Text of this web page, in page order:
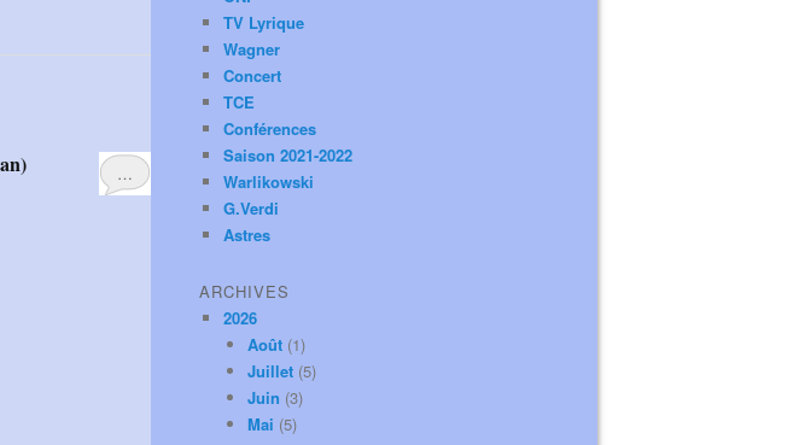
…
TV Lyrique
Wagner
Concert
TCE
Conférences
Saison 2021-2022
Warlikowski
G.Verdi
Astres
ARCHIVES
2026
Août (1)
Juillet (5)
Juin (3)
Mai (5)